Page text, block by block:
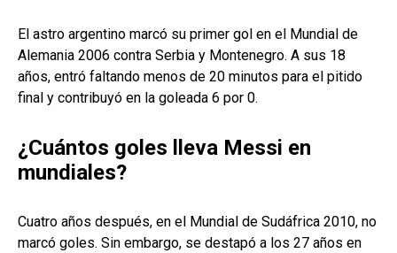
El astro argentino marcó su primer gol en el Mundial de
Alemania 2006 contra Serbia y Montenegro. A sus 18
años, entró faltando menos de 20 minutos para el pitido
final y contribuyó en la goleada 6 por 0.
¿Cuántos goles lleva Messi en
mundiales?
Cuatro años después, en el Mundial de Sudáfrica 2010, no
marcó goles. Sin embargo, se destapó a los 27 años en